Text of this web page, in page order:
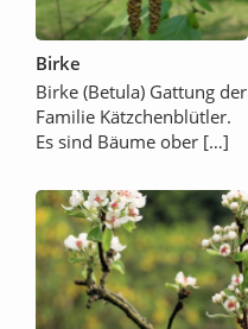
Birke
Birke (Betula) Gattung der
Familie Kätzchenblütler.
Es sind Bäume ober […]